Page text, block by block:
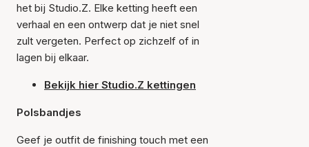
het bij Studio.Z. Elke ketting heeft een
verhaal en een ontwerp dat je niet snel
zult vergeten. Perfect op zichzelf of in
lagen bij elkaar.
Bekijk hier Studio.Z kettingen
Polsbandjes
Geef je outfit de finishing touch met een